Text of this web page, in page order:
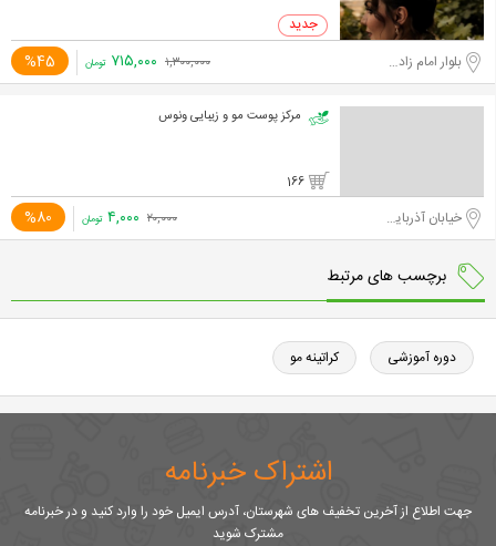
بلوار امام زاده حسن %45 ۱,۳۰۰,۰۰۰ ۷۱۵,۰۰۰ تومان
مرکز پوست مو و زیبایی ونوس
166
خیابان آذربایجان %80 ۲۰,۰۰۰ ۴,۰۰۰ تومان
برچسب های مرتبط
دوره آموزشی کراتینه مو
اشتراک خبرنامه
جهت اطلاع از آخرین تخفیف های شهرستان، آدرس ایمیل خود را وارد کنید و در خبرنامه
مشترک شوید